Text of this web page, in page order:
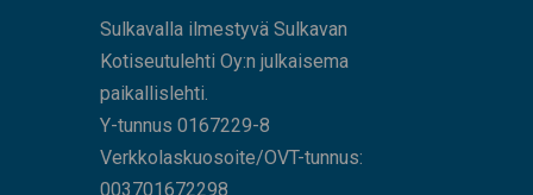
Sulkavalla ilmestyvä Sulkavan
Kotiseutulehti Oy:n julkaisema
paikallislehti.
Y-tunnus 0167229-8
Verkkolaskuosoite/OVT-tunnus:
003701672298